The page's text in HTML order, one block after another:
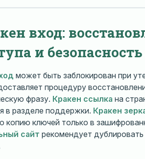
вход:
и
может быть заблокирован при
процедуру
фразу. Кракен ссылка на
в разделе поддержки. Кракен
копию ключей только в
сайт рекомендует